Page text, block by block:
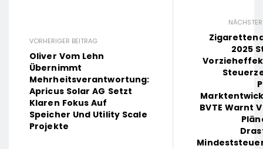
VORHERIGER BEITRAG
Oliver Vom Lehn
Übernimmt
Mehrheitsverantwortung:
Apricus Solar AG Setzt
Klaren Fokus Auf
Speicher Und Utility Scale
Projekte
2025
BVTE Warnt